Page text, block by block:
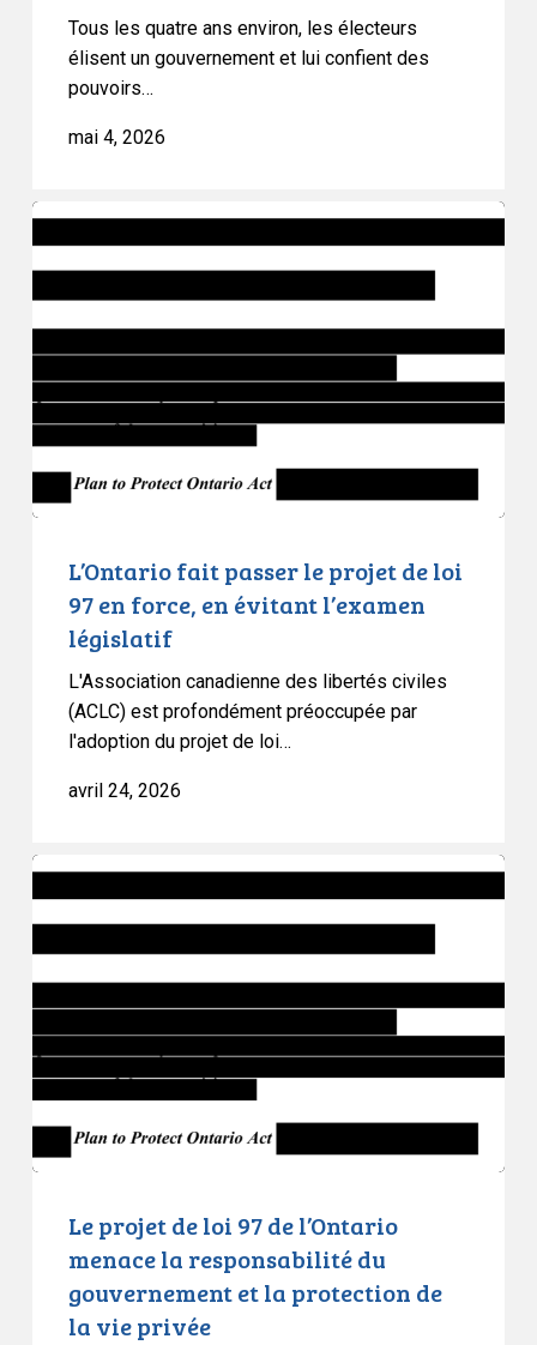
Tous les quatre ans environ, les électeurs
élisent un gouvernement et lui confient des
pouvoirs…
mai 4, 2026
L’Ontario
fait
passer
le
loi
97
force,
législatif
L’Ontario fait passer le projet de loi
97 en force, en évitant l’examen
législatif
L'Association canadienne des libertés civiles
(ACLC) est profondément préoccupée par
l'adoption du projet de loi…
avril 24, 2026
Le
projet
de
loi
l’Ontario
menace
responsabilité
protection
Le projet de loi 97 de l’Ontario
menace la responsabilité du
gouvernement et la protection de
la vie privée